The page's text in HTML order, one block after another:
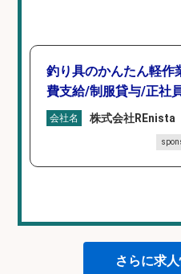
釣り具のかんたん軽作
費支給/制服貸与/正社
会社名 株式会社REnista
さらに求